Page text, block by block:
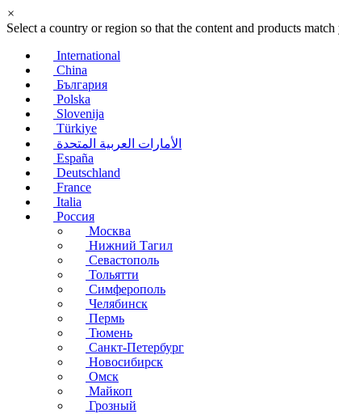
×
Select a country or region so that the content and products
International
China
България
Polska
Slovenija
Türkiye
الأمارات العربية المتحدة
España
Deutschland
France
Italia
Россия
Москва
Нижний Тагил
Севастополь
Тольятти
Симферополь
Челябинск
Пермь
Тюмень
Санкт-Петербург
Новосибирск
Омск
Майкоп
Грозный